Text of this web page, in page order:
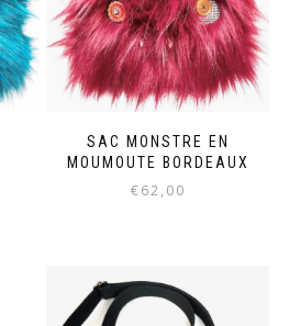
SAC MONSTRE EN
MOUMOUTE BORDEAUX
€62,00